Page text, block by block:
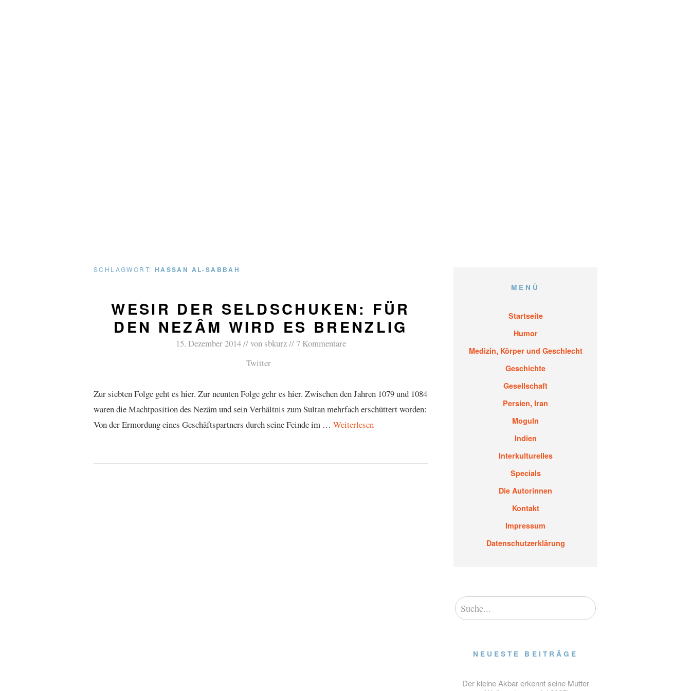
SCHLAGWORT: HASSAN AL-SABBAH
WESIR DER SELDSCHUKEN: FÜR
DEN NEZÂM WIRD ES BRENZLIG
15. Dezember 2014 von sbkurz
7 Kommentare
Twitter
Zur siebten Folge geht es hier. Zur neunten Folge gehr es hier. Zwischen den Jahren 1079 und 1084
waren die Machtposition des Nezâm und sein Verhältnis zum Sultan mehrfach erschüttert worden:
Von der Ermordung eines Geschäftspartners durch seine Feinde im … Weiterlesen
MENÜ
Startseite
Humor
Medizin, Körper und Geschlecht
Geschichte
Gesellschaft
Persien, Iran
Moguln
Indien
Interkulturelles
Specials
Die Autorinnen
Kontakt
Impressum
Datenschutzerklärung
NEUESTE BEITRÄGE
Der kleine Akbar erkennt seine Mutter